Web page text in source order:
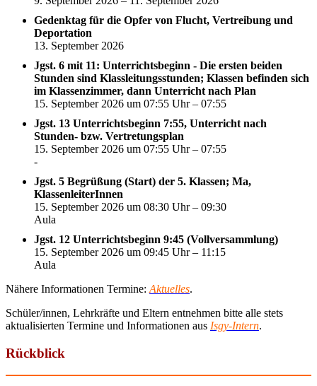
Gedenktag für die Opfer von Flucht, Vertreibung und
Deportation
13. September 2026
Jgst. 6 mit 11: Unterrichtsbeginn - Die ersten beiden
Stunden sind Klassleitungsstunden; Klassen befinden sich
im Klassenzimmer, dann Unterricht nach Plan
15. September 2026 um 07:55 Uhr – 07:55
Jgst. 13 Unterrichtsbeginn 7:55, Unterricht nach
Stunden- bzw. Vertretungsplan
15. September 2026 um 07:55 Uhr – 07:55
-
Jgst. 5 Begrüßung (Start) der 5. Klassen; Ma,
KlassenleiterInnen
15. September 2026 um 08:30 Uhr – 09:30
Aula
Jgst. 12 Unterrichtsbeginn 9:45 (Vollversammlung)
15. September 2026 um 09:45 Uhr – 11:15
Aula
Nähere Informationen Termine: Aktuelles.
Schüler/innen, Lehrkräfte und Eltern entnehmen bitte alle stets
aktualisierten Termine und Informationen aus Isgy-Intern.
Rückblick